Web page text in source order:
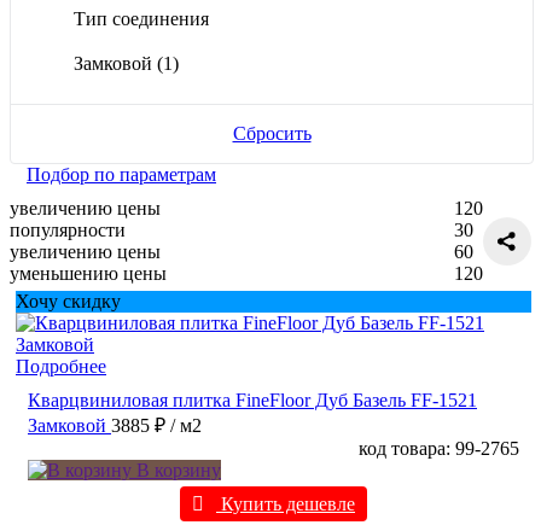
Тип соединения
Замковой (1)
Сбросить
Подбор по параметрам
увеличению цены
популярности
увеличению цены
уменьшению цены
120
30
60
120
Хочу скидку
Подробнее
Кварцвиниловая плитка FineFloor Дуб Базель FF-1521
Замковой 3885 ₽ / м2
код товара: 99-2765
В корзину
Купить дешевле